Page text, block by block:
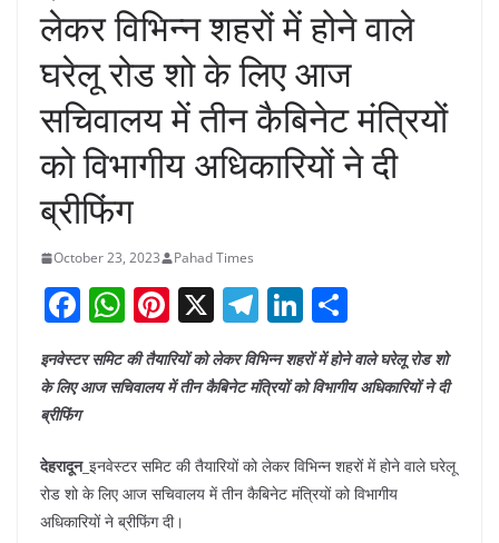
लेकर विभिन्न शहरों में होने वाले
घरेलू रोड शो के लिए आज
सचिवालय में तीन कैबिनेट मंत्रियों
को विभागीय अधिकारियों ने दी
ब्रीफिंग
October 23, 2023 Pahad Times
F
c
e
o
o
W
h
at
p
p
Pi
nt
er
st
X T
el
e
gr
a
m
Li
n
k
dI
n
h
ar
इनवेस्टर समिट की तैयारियों को लेकर विभिन्न शहरों में होने वाले घरेलू रोड शो
के लिए आज सचिवालय में तीन कैबिनेट मंत्रियों को विभागीय अधिकारियों ने दी
ब्रीफिंग
देहरादून_इनवेस्टर समिट की तैयारियों को लेकर विभिन्न शहरों में होने वाले घरेलू
रोड शो के लिए आज सचिवालय में तीन कैबिनेट मंत्रियों को विभागीय
अधिकारियों ने ब्रीफिंग दी।